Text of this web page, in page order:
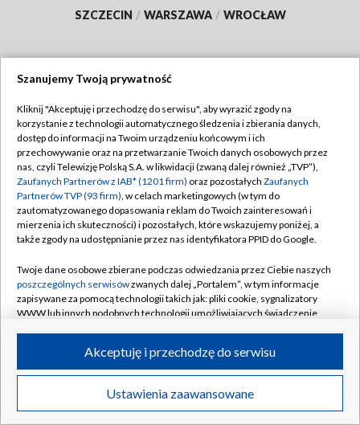
SZCZECIN / WARSZAWA / WROCŁAW
TVP
Abonament TVP
Emisja w TVP
Centrum informacji TVP
Naziemna Telewizja Cyfrowa
Rada Programowa
System NOS
Informacje o nadawcy
Program dla prasy
Ogłoszenie przetargowe
Regulamin TVP
Polityka prywatności
Moje zgody
Pomoc
Kontakt
Kanały
©2026 Telewizja Polska S.A. w likwidacji
Szanujemy Twoją prywatność
Kliknij "Akceptuję i przechodzę do serwisu", aby wyrazić zgody na
korzystanie z technologii automatycznego śledzenia i zbierania danych,
dostęp do informacji na Twoim urządzeniu końcowym i ich
przechowywanie oraz na przetwarzanie Twoich danych osobowych przez
nas, czyli Telewizję Polską S.A. w likwidacji (zwaną dalej również „TVP”),
Zaufanych Partnerów z IAB* (1201 firm) oraz pozostałych Zaufanych
Partnerów TVP (93 firm), w celach marketingowych (w tym do
zautomatyzowanego dopasowania reklam do Twoich zainteresowań i
mierzenia ich skuteczności) i pozostałych, które wskazujemy poniżej, a
także zgody na udostępnianie przez nas identyfikatora PPID do Google.
Twoje dane osobowe zbierane podczas odwiedzania przez Ciebie naszych
poszczególnych serwisówzwanych dalej „Portalem”, w tym informacje
zapisywane za pomocą technologii takich jak: pliki cookie, sygnalizatory
WWW lub innych podobnych technologii umożliwiających świadczenie
ruchu w Internecie.
Twoje dane osobowe zbierane podczas odwiedzania przez Ciebie
poszczególnych serwisówna Portalu, takie jak adresy IP, identyfikatory
Ustawienia zaawansowane
Akceptuję i przechodzę do serwisu